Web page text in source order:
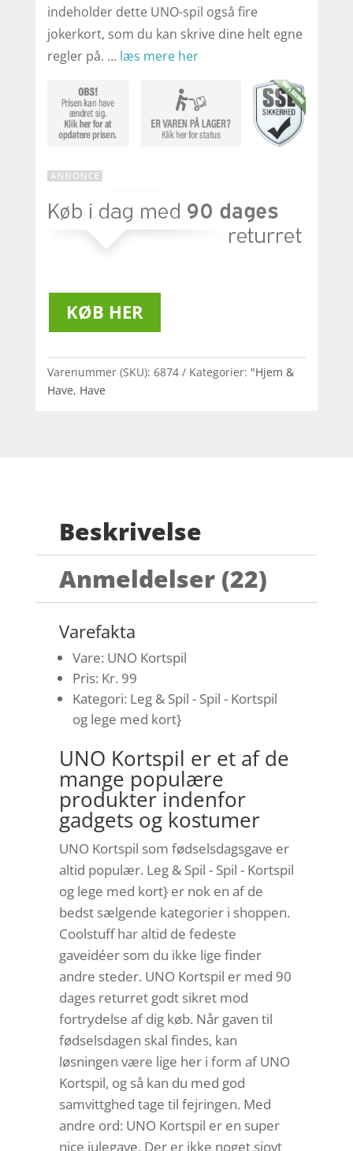
indeholder dette UNO-spil også fire
jokerkort, som du kan skrive dine helt egne
regler på. … læs mere her
KØB HER
Varenummer (SKU): 6874 Kategorier: "Hjem &
Have, Have
Beskrivelse
Anmeldelser (22)
Varefakta
Vare: UNO Kortspil
Pris: Kr. 99
Kategori: Leg & Spil - Spil - Kortspil
og lege med kort}
UNO Kortspil er et af de
mange populære
produkter indenfor
gadgets og kostumer
UNO Kortspil som fødselsdagsgave er
altid populær. Leg & Spil - Spil - Kortspil
og lege med kort} er nok en af de
bedst sælgende kategorier i shoppen.
Coolstuff har altid de fedeste
gaveidéer som du ikke lige finder
andre steder. UNO Kortspil er med 90
dages returret godt sikret mod
fortrydelse af dig køb. Når gaven til
fødselsdagen skal findes, kan
løsningen være lige her i form af UNO
Kortspil, og så kan du med god
samvittghed tage til fejringen. Med
andre ord: UNO Kortspil er en super
nice julegave. Der er ikke noget sjovt